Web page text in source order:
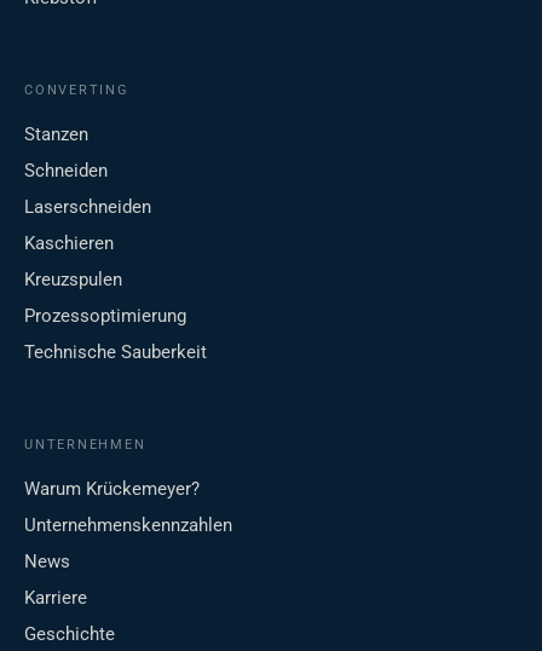
CONVERTING
Stanzen
Schneiden
Laserschneiden
Kaschieren
Kreuzspulen
Prozessoptimierung
Technische Sauberkeit
UNTERNEHMEN
Warum Krückemeyer?
Unternehmenskennzahlen
News
Karriere
Geschichte